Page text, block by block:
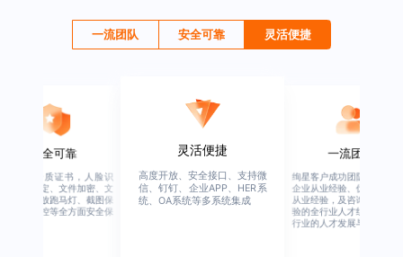
一流团队 安全可靠 灵活便捷
安全可靠
业权威资质证书，人脸识
、设备绑定、文件加密、文
水印、播放跑马灯、截图保
、权限管控等全方面安全保
灵活便捷
高度开放、安全接口、支持微
信、钉钉、企业APP、HER系
统、OA系统等多系统集成
一流团队
绚星客户成功团队，由有多
企业从业经验、优秀培训机
从业经验，及咨询公司从业
验的全行业人才组成，涉猎
行业的人才发展与培养模块